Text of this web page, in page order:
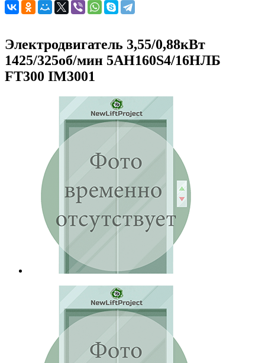
Электродвигатель 3,55/0,88кВт
1425/325об/мин 5АН160S4/16НЛБ
FT300 IM3001